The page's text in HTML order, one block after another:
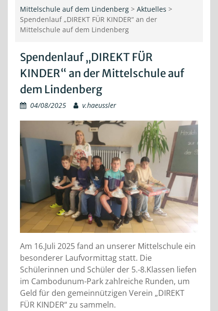
Mittelschule auf dem Lindenberg> Aktuelles >
Spendenlauf „DIREKT FÜR KINDER“ an der
Mittelschule auf dem Lindenberg
Spendenlauf „DIREKT FÜR
KINDER“ an der Mittelschule auf
dem Lindenberg
04/08/2025 v.haeussler
Am 16.Juli 2025 fand an unserer Mittelschule ein
besonderer Laufvormittag statt. Die
Schülerinnen und Schüler der 5.-8.Klassen liefen
im Cambodunum-Park zahlreiche Runden, um
Geld für den gemeinnützigen Verein „DIREKT
FÜR KINDER“ zu sammeln.